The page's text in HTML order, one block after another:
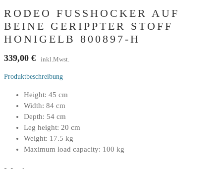
RODEO FUSSHOCKER AUF
BEINE GERIPPTER STOFF
HONIGELB 800897-H
339,00 € inkl.Mwst.
Produktbeschreibung
Height: 45 cm
Width: 84 cm
Depth: 54 cm
Leg height: 20 cm
Weight: 17.5 kg
Maximum load capacity: 100 kg